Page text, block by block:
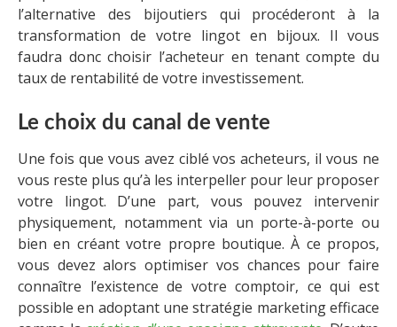
l’alternative des bijoutiers qui procéderont à la
transformation de votre lingot en bijoux. Il vous
faudra donc choisir l’acheteur en tenant compte du
taux de rentabilité de votre investissement.
Le choix du canal de vente
Une fois que vous avez ciblé vos acheteurs, il vous ne
vous reste plus qu’à les interpeller pour leur proposer
votre lingot. D’une part, vous pouvez intervenir
physiquement, notamment via un porte-à-porte ou
bien en créant votre propre boutique. À ce propos,
vous devez alors optimiser vos chances pour faire
connaître l’existence de votre comptoir, ce qui est
possible en adoptant une stratégie marketing efficace